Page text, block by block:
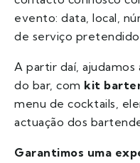
evento: data, local,
de serviço
A partir daí,
do bar, com kit
menu de cocktails,
actuação dos
Garantimos uma